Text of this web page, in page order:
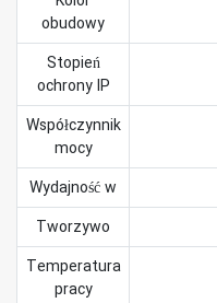
obudowy
Stopień
ochrony IP
Współczynnik
mocy
Wydajność w
Tworzywo
Temperatura
pracy